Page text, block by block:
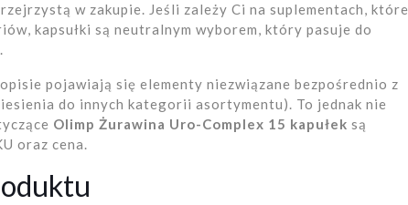
w zakupie. Jeśli zależy Ci na suplementach, które
kapsułki są neutralnym wyborem, który pasuje do
pojawiają się elementy niezwiązane bezpośrednio z
do innych kategorii asortymentu). To jednak nie
Olimp Żurawina Uro-Complex 15 kapułek są
oraz cena.